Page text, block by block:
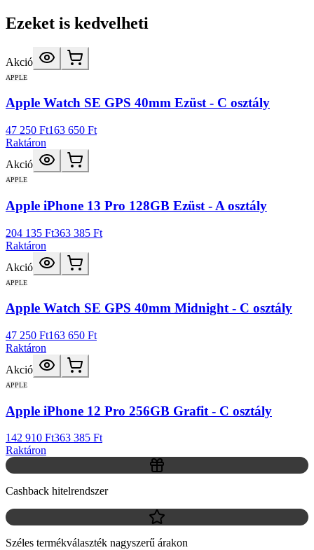
Ezeket is kedvelheti
Akció
APPLE
Apple Watch SE GPS 40mm Ezüst - C osztály
47 250 Ft163 650 Ft
Raktáron
Akció
APPLE
Apple iPhone 13 Pro 128GB Ezüst - A osztály
204 135 Ft363 385 Ft
Raktáron
Akció
APPLE
Apple Watch SE GPS 40mm Midnight - C osztály
47 250 Ft163 650 Ft
Raktáron
Akció
APPLE
Apple iPhone 12 Pro 256GB Grafit - C osztály
142 910 Ft363 385 Ft
Raktáron
Cashback hitelrendszer
Széles termékválaszték nagyszerű árakon